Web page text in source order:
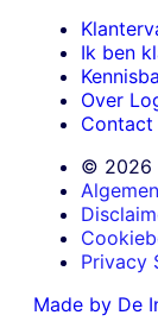
Ik ben
Over
Contact
© 2026
Privacy
Made by De